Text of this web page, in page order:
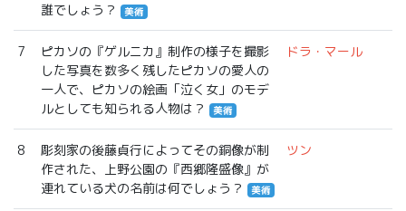
誰でしょう？
美術
7
ピカソの『ゲルニカ』制作の様子を撮影
した写真を数多く残したピカソの愛人の
一人で、ピカソの絵画「泣く女」のモデ
ルとしても知られる人物は？
美術
ドラ・マール
8
彫刻家の後藤貞行によってその銅像が制
作された、上野公園の『西郷隆盛像』が
連れている犬の名前は何でしょう？
美術
ツン